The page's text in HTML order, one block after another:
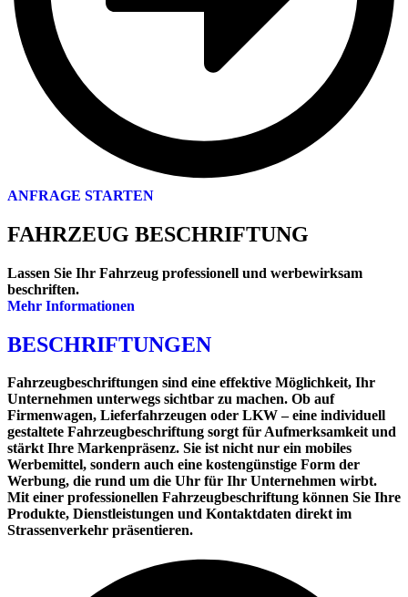
ANFRAGE STARTEN
FAHRZEUG BESCHRIFTUNG
Lassen Sie Ihr Fahrzeug professionell und werbewirksam
beschriften.
Mehr Informationen
BESCHRIFTUNGEN
Fahrzeugbeschriftungen sind eine effektive Möglichkeit, Ihr
Unternehmen unterwegs sichtbar zu machen. Ob auf
Firmenwagen, Lieferfahrzeugen oder LKW – eine individuell
gestaltete Fahrzeugbeschriftung sorgt für Aufmerksamkeit und
stärkt Ihre Markenpräsenz. Sie ist nicht nur ein mobiles
Werbemittel, sondern auch eine kostengünstige Form der
Werbung, die rund um die Uhr für Ihr Unternehmen wirbt.
Mit einer professionellen Fahrzeugbeschriftung können Sie Ihre
Produkte, Dienstleistungen und Kontaktdaten direkt im
Strassenverkehr präsentieren.